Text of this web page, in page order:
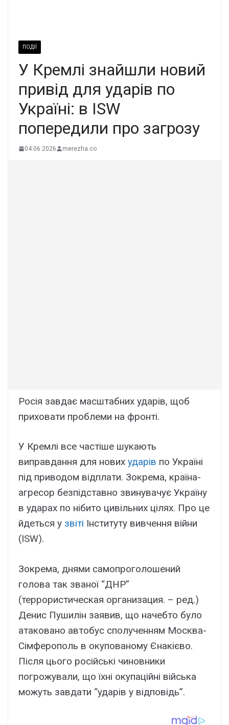
ПОДІЇ
У Кремлі знайшли новий
привід для ударів по
Україні: в ISW
попередили про загрозу
04.06.2026 merezha.co
Росія завдає масштабних ударів, щоб
приховати проблеми на фронті.
У Кремлі все частіше шукають
виправдання для нових ударів по Україні
під приводом відплати. Зокрема, країна-
агресор безпідставно звинувачує Україну
в ударах по нібито цивільних цілях. Про це
йдеться у звіті Інституту вивчення війни
(ISW).
Зокрема, днями самопроголошений
голова так званої “ДНР”
(террористическая организация. – ред.)
Денис Пушилін заявив, що начебто було
атаковано автобус сполученням Москва-
Сімферополь в окупованому Єнакієво.
Після цього російські чиновники
погрожували, що їхні окупаційні війська
можуть завдати “ударів у відповідь”.